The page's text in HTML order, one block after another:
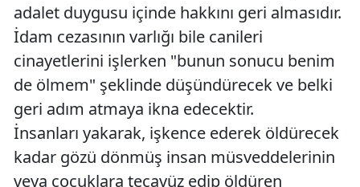
adalet duygusu içinde hakkını geri almasıdır.
İdam cezasının varlığı bile canileri
cinayetlerini işlerken "bunun sonucu benim
de ölmem" şeklinde düşündürecek ve belki
geri adım atmaya ikna edecektir.
İnsanları yakarak, işkence ederek öldürecek
kadar gözü dönmüş insan müsveddelerinin
veya çocuklara tecavüz edip öldüren